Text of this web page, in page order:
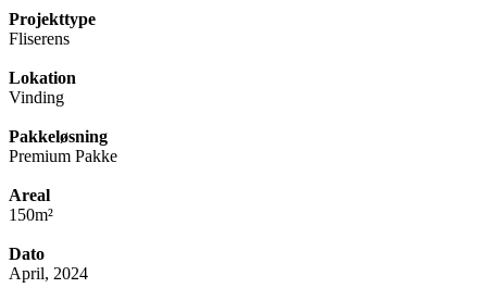
Projekttype
Fliserens
Lokation
Vinding
Pakkeløsning
Premium Pakke
Areal
150m²
Dato
April, 2024